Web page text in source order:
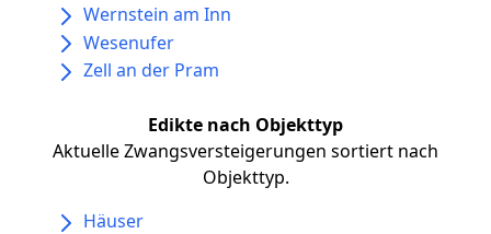
Wernstein am Inn
Wesenufer
Zell an der Pram
Edikte nach Objekttyp
Aktuelle Zwangsversteigerungen sortiert nach
Objekttyp.
Häuser